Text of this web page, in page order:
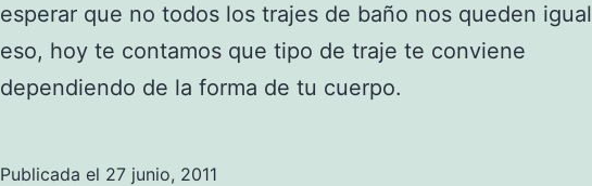
esperar que no todos los trajes de baño nos queden
eso, hoy te contamos que tipo de traje te conviene
dependiendo de la forma de tu cuerpo.
Publicada el 27 junio, 2011